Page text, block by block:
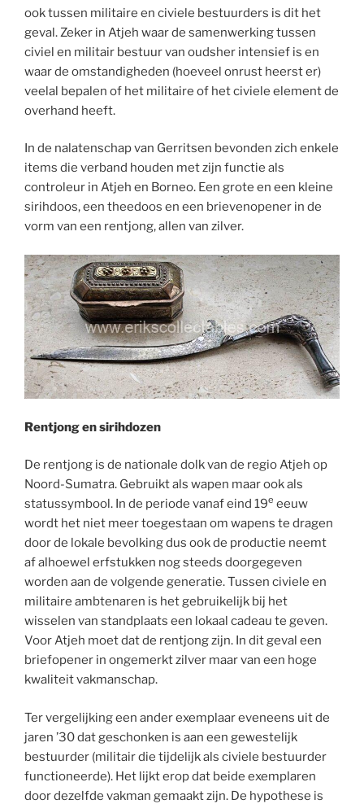
ook tussen militaire en civiele bestuurders is dit het
geval. Zeker in Atjeh waar de samenwerking tussen
civiel en militair bestuur van oudsher intensief is en
waar de omstandigheden (hoeveel onrust heerst er)
veelal bepalen of het militaire of het civiele element de
overhand heeft.
In de nalatenschap van Gerritsen bevonden zich enkele
items die verband houden met zijn functie als
controleur in Atjeh en Borneo. Een grote en een kleine
sirihdoos, een theedoos en een brievenopener in de
vorm van een rentjong, allen van zilver.
Rentjong en sirihdozen
De rentjong is de nationale dolk van de regio Atjeh op
Noord-Sumatra. Gebruikt als wapen maar ook als
statussymbool. In de periode vanaf eind 19e eeuw
wordt het niet meer toegestaan om wapens te dragen
door de lokale bevolking dus ook de productie neemt
af alhoewel erfstukken nog steeds doorgegeven
worden aan de volgende generatie. Tussen civiele en
militaire ambtenaren is het gebruikelijk bij het
wisselen van standplaats een lokaal cadeau te geven.
Voor Atjeh moet dat de rentjong zijn. In dit geval een
briefopener in ongemerkt zilver maar van een hoge
kwaliteit vakmanschap.
Ter vergelijking een ander exemplaar eveneens uit de
jaren ’30 dat geschonken is aan een gewestelijk
bestuurder (militair die tijdelijk als civiele bestuurder
functioneerde). Het lijkt erop dat beide exemplaren
door dezelfde vakman gemaakt zijn. De hypothese is